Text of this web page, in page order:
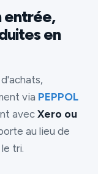
entrée,
en
via PEPPOL
avecXero ou
au lieu de
tri.